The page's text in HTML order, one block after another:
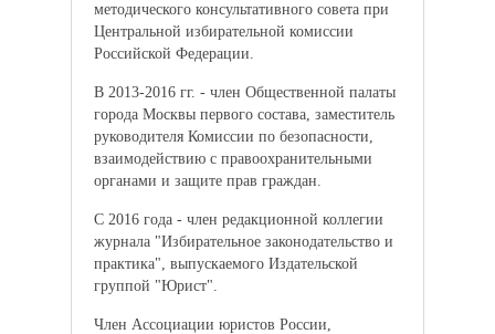
методического консультативного совета при
Центральной избирательной комиссии
Российской Федерации.
В 2013-2016 гг. - член Общественной палаты
города Москвы первого состава, заместитель
руководителя Комиссии по безопасности,
взаимодействию с правоохранительными
органами и защите прав граждан.
С 2016 года - член редакционной коллегии
журнала "Избирательное законодательство и
практика", выпускаемого Издательской
группой "Юрист".
Член Ассоциации юристов России,